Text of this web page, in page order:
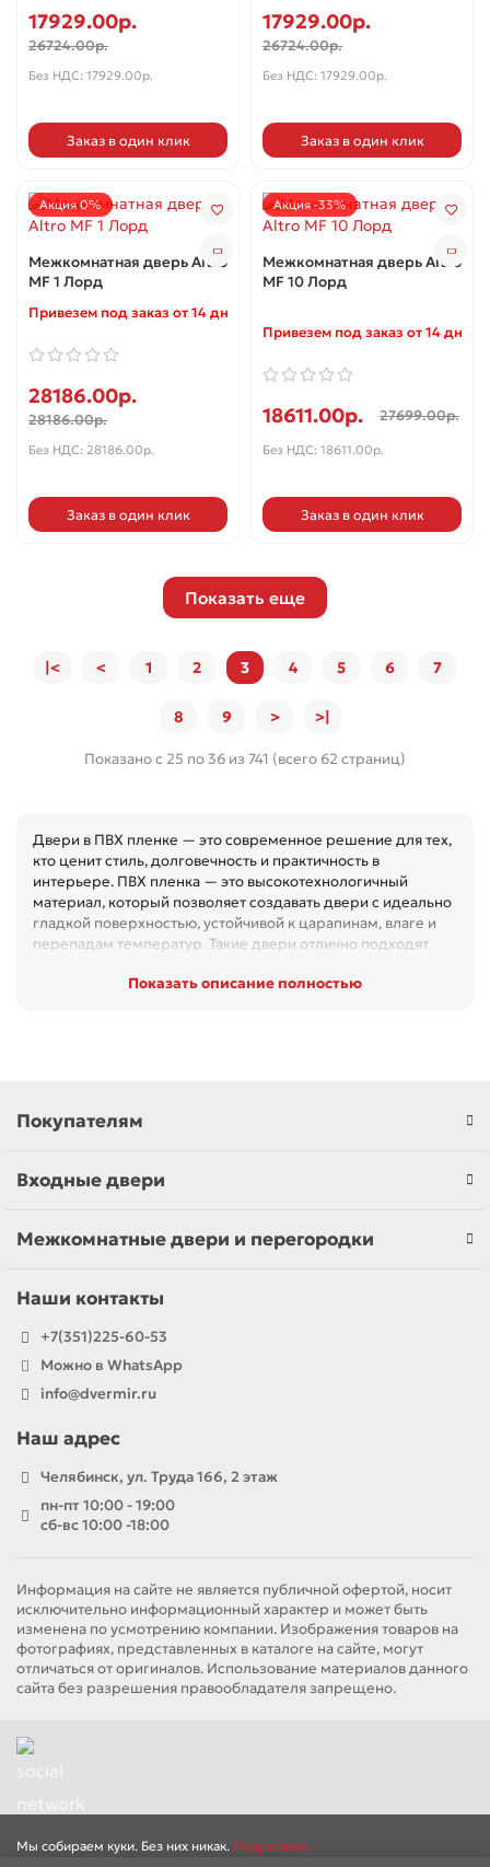
17929.00р.
26724.00р.
Без НДС: 17929.00р.
Заказ в один клик
17929.00р.
26724.00р.
Без НДС: 17929.00р.
Заказ в один клик
Акция 0%
Межкомнатная дверь Altro
MF 1 Лорд
Привезем под заказ от 14 дней ✓
28186.00р.
28186.00р.
Без НДС: 28186.00р.
Заказ в один клик
Акция -33%
Межкомнатная дверь Altro
MF 10 Лорд
Привезем под заказ от 14 дней
18611.00р. 27699.00р.
Без НДС: 18611.00р.
Заказ в один клик
Показать еще
|< < 1 2 3 4 5 6 7
8 9 > >|
Показано с 25 по 36 из 741 (всего 62 страниц)
Двери в ПВХ пленке — это современное решение для тех,
кто ценит стиль, долговечность и практичность в
интерьере. ПВХ пленка — это высокотехнологичный
материал, который позволяет создавать двери с идеально
гладкой поверхностью, устойчивой к царапинам, влаге и
перепадам температур. Такие двери отлично подходят
помещений, где важны эстетика и функциональность.
позволяет имитировать текстуру дерева, камня,
двери в классическом, современном или
минималистичном стиле.
Устойчивость к внешним воздействиям
и других помещений с повышенной влажностью.
Легкость в уходе
очищается от загрязнений, что делает их
общественных пространств.
Долговечность
первоначальный вид на протяжении многих лет.
Доступная цена
Виды дверей в ПВХ пленке
покрытием обеспечивают дополнительную защиту и
теплоизоляцию.
Показать описание полностью
Мы собираем куки. Без них никак. Подробнее...
Покупателям
Входные двери
Межкомнатные двери и перегородки
Наши контакты
+7(351)225-60-53
Можно в WhatsApp
info@dvermir.ru
Наш адрес
Челябинск, ул. Труда 166, 2 этаж
пн-пт 10:00 - 19:00
сб-вс 10:00 -18:00
Информация на сайте не является публичной офертой, носит
исключительно информационный характер и может быть
изменена по усмотрению компании. Изображения товаров на
фотографиях, представленных в каталоге на сайте, могут
отличаться от оригиналов. Использование материалов данного
сайта без разрешения правообладателя запрещено.